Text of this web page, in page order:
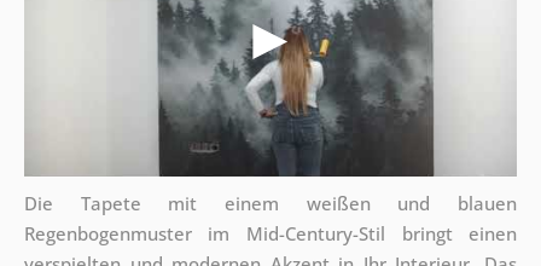
Die Tapete mit einem weißen und blauen
Regenbogenmuster im Mid-Century-Stil bringt einen